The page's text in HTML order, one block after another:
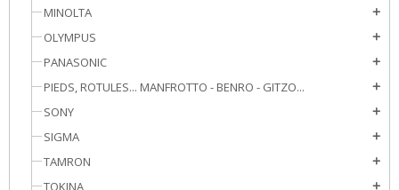
MINOLTA add
OLYMPUS add
PANASONIC add
PIEDS, ROTULES... MANFROTTO - BENRO - GITZO... add
SONY add
SIGMA add
TAMRON add
TOKINA add